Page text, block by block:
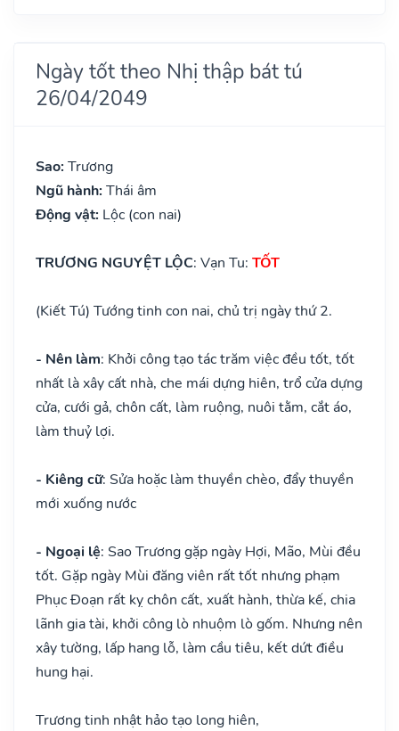
Ngày tốt theo Nhị thập bát tú
26/04/2049
Sao: Trương
Ngũ hành: Thái âm
Động vật: Lộc (con nai)
TRƯƠNG NGUYỆT LỘC: Vạn Tu: TỐT
(Kiết Tú) Tướng tinh con nai, chủ trị ngày thứ 2.
- Nên làm: Khởi công tạo tác trăm việc đều tốt, tốt
nhất là xây cất nhà, che mái dựng hiên, trổ cửa dựng
cửa, cưới gả, chôn cất, làm ruộng, nuôi tằm, cắt áo,
làm thuỷ lợi.
- Kiêng cữ: Sửa hoặc làm thuyền chèo, đẩy thuyền
mới xuống nước
- Ngoại lệ: Sao Trương gặp ngày Hợi, Mão, Mùi đều
tốt. Gặp ngày Mùi đăng viên rất tốt nhưng phạm
Phục Đoạn rất kỵ chôn cất, xuất hành, thừa kế, chia
lãnh gia tài, khởi công lò nhuộm lò gốm. Nhưng nên
xây tường, lấp hang lỗ, làm cầu tiêu, kết dứt điều
hung hại.
Trương tinh nhật hảo tạo long hiên,